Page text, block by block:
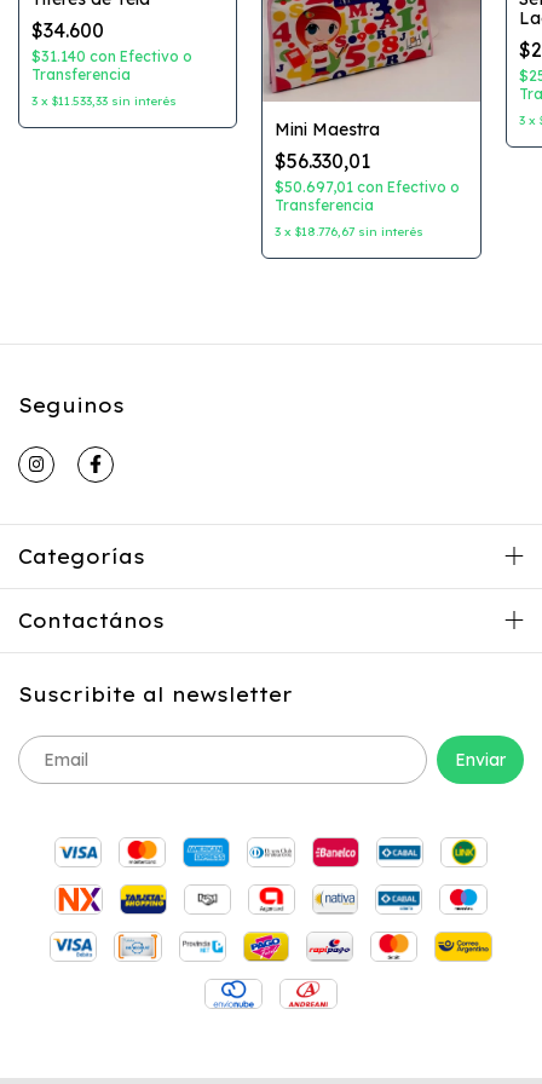
$34.600
$31.140 con Efectivo o
Transferencia
3 x $11.533,33 sin interés
Mini Maestra
$56.330,01
$50.697,01con Efectivo o
Transferencia
3 x$18.776,67 sin interés
3 x
Seguinos
Categorías
Contactános
Suscribite al newsletter